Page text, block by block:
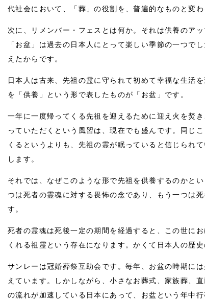
代社会において、「葬」の役割を、普遍的なものと変
次に、リメンバー・フェスとは何か。それは供養のア
「お盆」は過去の日本人にとって楽しい季節の一つで
えたからです。
日本人は古来、先祖の霊に守られて初めて幸福な生活
を「供養」という形で表したものが「お盆」です。
一年に一度帰ってくる先祖を迎えるために迎え火を焚
っていただくという風習は、現在でも盛んです。同じ
くるというよりも、先祖の霊が眠っていると信じられ
します。
それでは、なぜこのような形で先祖を供養するのかと
つは死者の霊魂に対する畏怖の念であり、もう一つは
す。
死者の霊魂は死後一定の期間を経過すると、この世に
くれる祖霊という存在になります。かくて日本人の歴
サンレーは冠婚葬祭互助会です。毎年、お盆の時期に
えています。しかしながら、小さなお葬式、家族葬、
の流れが加速している日本にあって、お盆という年中